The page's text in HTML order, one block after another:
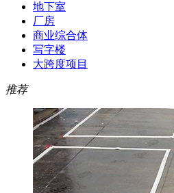
地下室
厂房
商业综合体
写字楼
大跨度项目
推荐